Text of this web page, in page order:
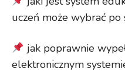
uczeń może wybrać
jak poprawnie
elektronicznym